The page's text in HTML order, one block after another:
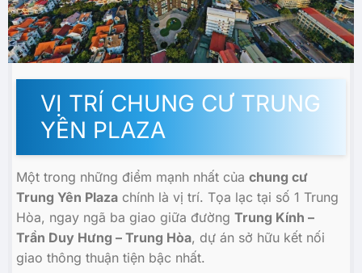
VỊ TRÍ CHUNG CƯ TRUNG
YÊN PLAZA
Một trong những điểm mạnh nhất của chung cư
Trung Yên Plaza chính là vị trí. Tọa lạc tại số 1 Trung
Hòa, ngay ngã ba giao giữa đường Trung Kính –
Trần Duy Hưng – Trung Hòa, dự án sở hữu kết nối
giao thông thuận tiện bậc nhất.